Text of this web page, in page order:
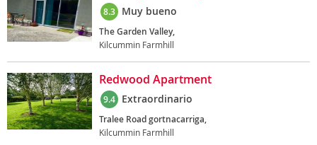
8.3 Muy bueno
The Garden Valley,
Kilcummin Farmhill
Redwood Apartment
9.4 Extraordinario
Tralee Road gortnacarriga,
Kilcummin Farmhill